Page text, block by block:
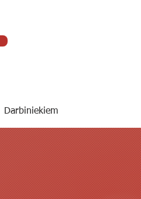
Darbiniekiem